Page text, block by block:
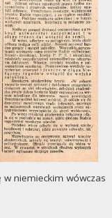
w niemieckim wówczas